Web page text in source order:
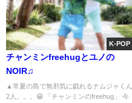
K-POP
チャンミンfreehugとユノの
NOIR♫
▲常夏の島で無邪気に戯れるナムジャくん
2人。。。😁 「チャンミンのfreehug」 今